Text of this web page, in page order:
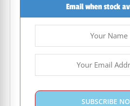
Email when stock